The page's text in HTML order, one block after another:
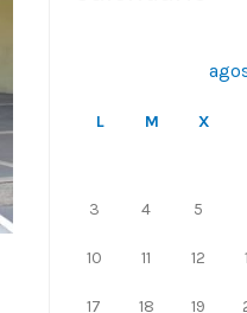
L M X
3 4 5
10 11 12
17 18 19